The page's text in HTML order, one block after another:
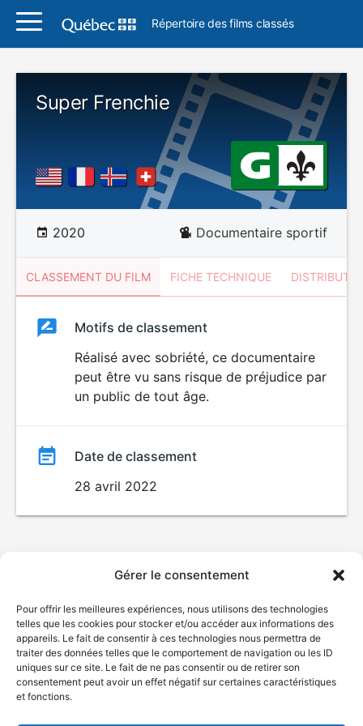
Gérer le consentement
Pour offrir les meilleures expériences, nous utilisons des technologies
telles que les cookies pour stocker et/ou accéder aux informations des
appareils. Le fait de consentir à ces technologies nous permettra de
traiter des données telles que le comportement de navigation ou les ID
uniques sur ce site. Le fait de ne pas consentir ou de retirer son
consentement peut avoir un effet négatif sur certaines caractéristiques
et fonctions.
Répertoire des films classés
Super Frenchie
2020 Documentaire sportif
CLASSEMENT DU FILM FICHE TECHNIQUE
ClassementClassement
Motifs de classement
Réalisé avec sobriété, ce documentaire
peut être vu sans risque de préjudice par
un public de tout âge.
Date de classement
28 avril 2022